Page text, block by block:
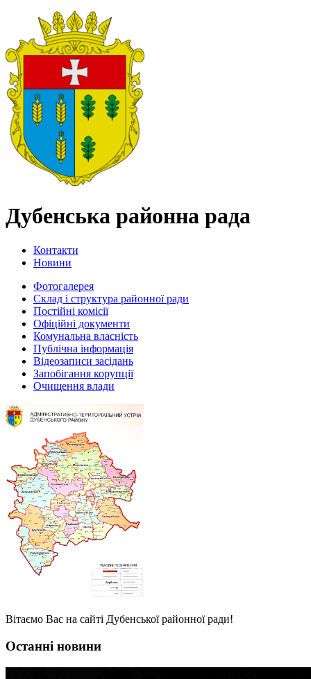
Дубенська районна рада
Контакти
Новини
Фотогалерея
Склад і структура районної ради
Постійні комісії
Офіційні документи
Комунальна власність
Публічна інформація
Відеозаписи засідань
Запобігання корупції
Очищення влади
Вітаємо Вас на сайті Дубенської районної ради!
Останні новини